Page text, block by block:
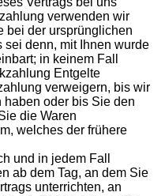
verwenden wir
bei der ursprünglichen
sei denn, mit Ihnen wurde
in keinem Fall
Entgelte
verweigern, bis wir
oder bis Sie den
die Waren
welches der frühere
und in jedem Fall
ab dem Tag, an dem Sie
unterrichten, an